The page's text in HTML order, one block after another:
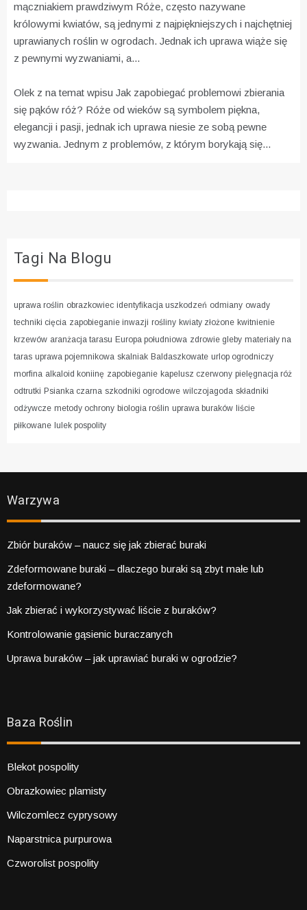
mączniakiem prawdziwym Róże, często nazywane
królowymi kwiatów, są jednymi z najpiękniejszych i najchętniej
uprawianych roślin w ogrodach. Jednak ich uprawa wiąże się
z pewnymi wyzwaniami, a...
Olek z na temat wpisu Jak zapobiegać problemowi zbierania
się pąków róż? Róże od wieków są symbolem piękna,
elegancji i pasji, jednak ich uprawa niesie ze sobą pewne
wyzwania. Jednym z problemów, z którym borykają się...
Tagi Na Blogu
uprawa roślin obrazkowiec identyfikacja uszkodzeń odmiany owady
techniki cięcia zapobieganie inwazji rośliny kwiaty złożone kwitnienie
krzewów aranżacja tarasu Europa południowa zdrowie gleby materiały na
taras uprawa pojemnikowa skalniak Baldaszkowate urlop ogrodniczy
morfina alkaloid koniinę zapobieganie kapelusz czerwony pielęgnacja róż
odtrutki Psianka czarna szkodniki ogrodowe wilczojagoda składniki
odżywcze metody ochrony biologia roślin uprawa buraków liście
piłkowane lulek pospolity
Warzywa
Zbiór buraków – naucz się jak zbierać buraki
Zdeformowane buraki – dlaczego buraki są zbyt małe lub
zdeformowane?
Jak zbierać i wykorzystywać liście z buraków?
Kontrolowanie gąsienic buraczanych
Uprawa buraków – jak uprawiać buraki w ogrodzie?
Baza Roślin
Blekot pospolity
Obrazkowiec plamisty
Wilczomlecz cyprysowy
Naparstnica purpurowa
Czworolist pospolity